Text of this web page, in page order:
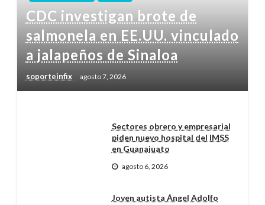
CDC investigan brote de
salmonela en EE.UU. vinculado
a jalapeños de Sinaloa
soporteinfix agosto 7, 2026
Sectores obrero y empresarial
piden nuevo hospital del IMSS
en Guanajuato
agosto 6, 2026
Joven autista Ángel Adolfo